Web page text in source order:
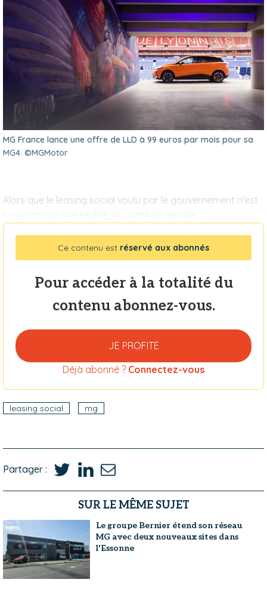
MG France lance une offre de LLD à 99 euros par mois pour sa
MG4. ©MGMotor
Alors que le leasing social voulu par le gouvernement n'est
toujours pas une réalité,
vient de dévoiler
Ce contenu est réservé aux abonnés
Pour accéder à la totalité du
contenu abonnez-vous.
JE PROFITE
Déjà abonné ? Connectez-vous
leasing social mg
Partager :
SUR LE MÊME SUJET
Le groupe Bernier étend son réseau
MG avec deux nouveaux sites dans
l'Essonne